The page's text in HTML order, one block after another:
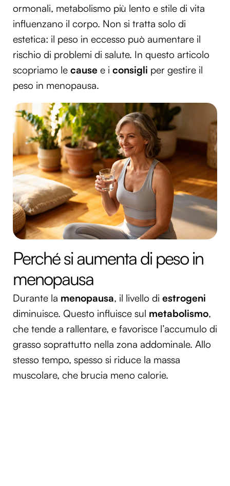
ormonali, metabolismo più lento e stile di vita
influenzano il corpo. Non si tratta solo di
estetica: il peso in eccesso può aumentare il
rischio di problemi di salute. In questo articolo
scopriamo le cause e i consigli per gestire il
peso in menopausa.
Perché si aumenta di peso in
menopausa
Durante la menopausa, il livello di estrogeni
diminuisce. Questo influisce sul metabolismo,
che tende a rallentare, e favorisce l’accumulo di
grasso soprattutto nella zona addominale. Allo
stesso tempo, spesso si riduce la massa
muscolare, che brucia meno calorie.